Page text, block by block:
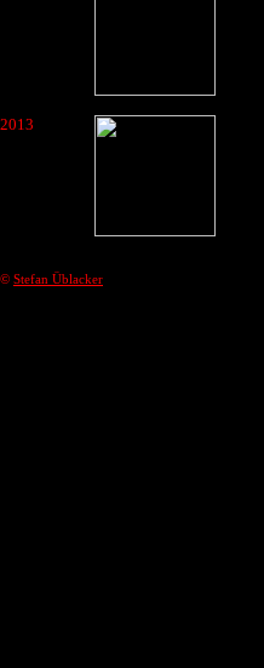
2013
© Stefan Üblacker